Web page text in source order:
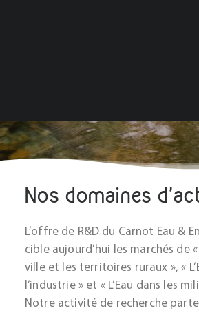
Nos domaines
L’offre de R&D du Carnot Eau &
cible aujourd’hui les marchés de «
ville et les territoires ruraux », «
l’industrie » et « L’Eau dans les
Notre activité de recherche